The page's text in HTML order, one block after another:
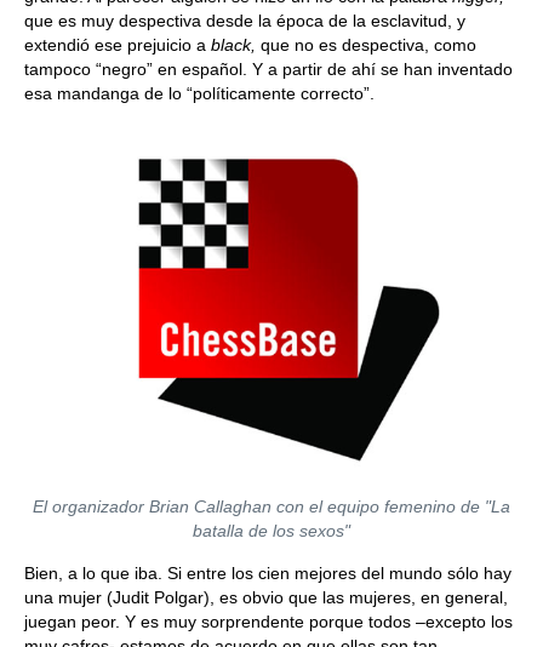
que es muy despectiva desde la época de la esclavitud, y
extendió ese prejuicio a black, que no es despectiva, como
tampoco “negro” en español. Y a partir de ahí se han inventado
esa mandanga de lo “políticamente correcto”.
El organizador Brian Callaghan con el equipo femenino de "La
batalla de los sexos"
Bien, a lo que iba. Si entre los cien mejores del mundo sólo hay
una mujer (Judit Polgar), es obvio que las mujeres, en general,
juegan peor. Y es muy sorprendente porque todos –excepto los